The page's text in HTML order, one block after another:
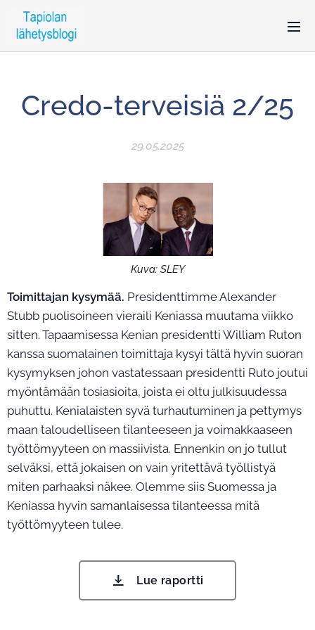
Credo-terveisiä 2/25
29.05.2025
Kuva: SLEY
Toimittajan kysymää. Presidenttimme Alexander
Stubb puolisoineen vieraili Keniassa muutama viikko
sitten. Tapaamisessa Kenian presidentti William Ruton
kanssa suomalainen toimittaja kysyi tältä hyvin suoran
kysymyksen johon vastatessaan presidentti Ruto joutui
myöntämään tosiasioita, joista ei oltu julkisuudessa
puhuttu. Kenialaisten syvä turhautuminen ja pettymys
maan taloudelliseen tilanteeseen ja voimakkaaseen
työttömyyteen on massiivista. Ennenkin on jo tullut
selväksi, että jokaisen on vain yritettävä työllistyä
miten parhaaksi näkee. Olemme siis Suomessa ja
Keniassa hyvin samanlaisessa tilanteessa mitä
työttömyyteen tulee.
Lue raportti